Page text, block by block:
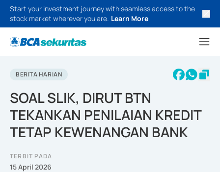
Start your investment journey with seamless access to the
stock market wherever you are. Learn More
BERITA HARIAN
SOAL SLIK, DIRUT BTN
TEKANKAN PENILAIAN KREDIT
TETAP KEWENANGAN BANK
TERBIT PADA
15 April 2026